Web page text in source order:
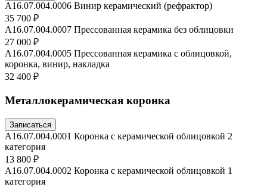
А16.07.004.0006 Винир керамический (рефрактор)
35 700 ₽
А16.07.004.0007 Прессованная керамика без облицовки
27 000 ₽
А16.07.004.0005 Прессованная керамика с облицовкой,
коронка, винир, накладка
32 400 ₽
Металлокерамическая коронка
Записаться
А16.07.004.0001 Коронка с керамической облицовкой 2
категория
13 800 ₽
А16.07.004.0002 Коронка с керамической облицовкой 1
категория